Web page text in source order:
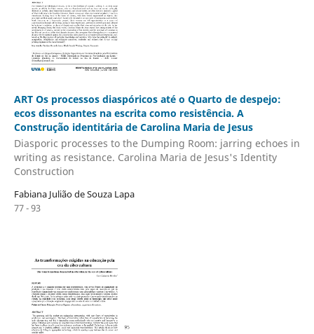
ART Os processos diaspóricos até o Quarto de despejo:
ecos dissonantes na escrita como resistência. A
Construção identitária de Carolina Maria de Jesus
Diasporic processes to the Dumping Room: jarring echoes in
writing as resistance. Carolina Maria de Jesus's Identity
Construction
Fabiana Julião de Souza Lapa
77 - 93